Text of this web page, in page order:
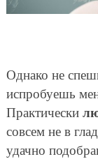
Однако не
испробуешь
Практически
совсем не в
удачно